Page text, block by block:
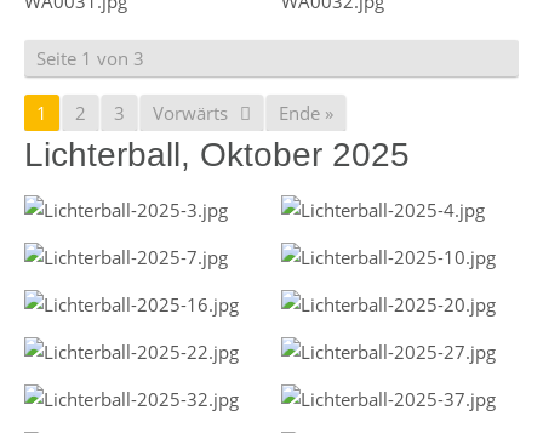
Seite 1 von 3
1 2 3 Vorwärts Ende »
Lichterball, Oktober 2025